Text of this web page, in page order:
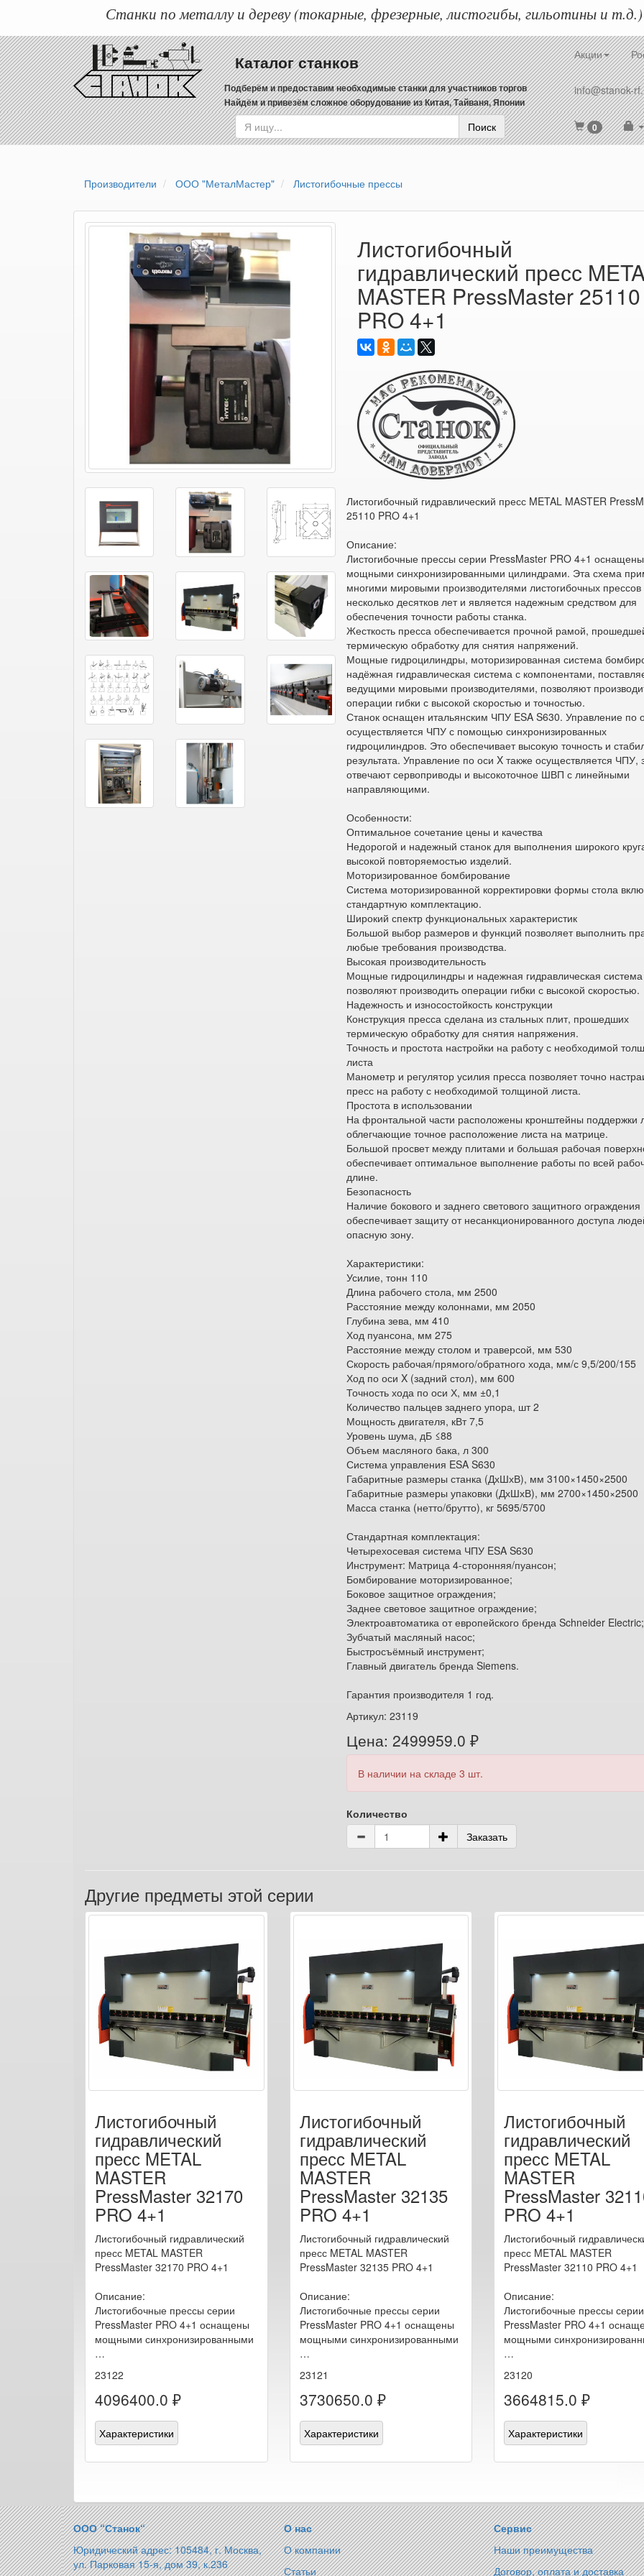
Станки по металлу и дереву (токарные, фрезерные, листогибы, гильотины и т.д.)
Каталог станков
Подберём и предоставим необходимые станки для участников торгов
Найдём и привезём сложное оборудование из Китая, Тайваня, Японии
Поиск
Акции
info@stanok-
0
Производители ООО "МеталМастер" Листогибочные прессы
Листогибочный
гидравлический пресс
MASTER PressMaster 25110
PRO 4+1
Листогибочный гидравлический пресс METAL MASTER
25110 PRO 4+1
Описание:
Листогибочные прессы серии PressMaster PRO 4+1 оснащены
мощными синхронизированными цилиндрами. Эта схема
многими мировыми производителями листогибочных
несколько десятков лет и является надежным средством для
обеспечения точности работы станка.
Жесткость пресса обеспечивается прочной рамой,
термическую обработку для снятия напряжений.
Мощные гидроцилиндры, моторизированная система
надёжная гидравлическая система с компонентами,
ведущими мировыми производителями, позволяют
операции гибки с высокой скоростью и точностью.
Станок оснащен итальянским ЧПУ ESA S630. Управление по
осуществляется ЧПУ с помощью синхронизированных
гидроцилиндров. Это обеспечивает высокую точность и
результата. Управление по оси X также осуществляется ЧПУ,
отвечают сервоприводы и высокоточное ШВП с линейными
направляющими.
Особенности:
Оптимальное сочетание цены и качества
Недорогой и надежный станок для выполнения широкого
высокой повторяемостью изделий.
Моторизированное бомбирование
Система моторизированной корректировки формы стола
стандартную комплектацию.
Широкий спектр функциональных характеристик
Большой выбор размеров и функций позволяет выполнить
любые требования производства.
Высокая производительность
Мощные гидроцилиндры и надежная гидравлическая система
позволяют производить операции гибки с высокой скоростью.
Надежность и износостойкость конструкции
Конструкция пресса сделана из стальных плит, прошедших
термическую обработку для снятия напряжения.
Точность и простота настройки на работу с необходимой
листа
Манометр и регулятор усилия пресса позволяет точно
пресс на работу с необходимой толщиной листа.
Простота в использовании
На фронтальной части расположены кронштейны поддержки
облегчающие точное расположение листа на матрице.
Большой просвет между плитами и большая рабочая
обеспечивает оптимальное выполнение работы по всей
длине.
Безопасность
Наличие бокового и заднего светового защитного ограждения
обеспечивает защиту от несанкционированного доступа
опасную зону.
Характеристики:
Усилие, тонн 110
Длина рабочего стола, мм 2500
Расстояние между колоннами, мм 2050
Глубина зева, мм 410
Ход пуансона, мм 275
Расстояние между столом и траверсой, мм 530
Скорость рабочая/прямого/обратного хода, мм/с 9,5/200/155
Ход по оси X (задний стол), мм 600
Точность хода по оси Х, мм ±0,1
Количество пальцев заднего упора, шт 2
Мощность двигателя, кВт 7,5
Уровень шума, дБ ≤88
Объем масляного бака, л 300
Система управления ESA S630
Габаритные размеры станка (ДхШхВ), мм 3100×1450×2500
Габаритные размеры упаковки (ДхШхВ), мм 2700×1450×2500
Масса станка (нетто/брутто), кг 5695/5700
Стандартная комплектация:
Четырехосевая система ЧПУ ESA S630
Инструмент: Матрица 4-сторонняя/пуансон;
Бомбирование моторизированное;
Боковое защитное ограждения;
Заднее световое защитное ограждение;
Электроавтоматика от европейского бренда Schneider Electric;
Зубчатый масляный насос;
Быстросъёмный инструмент;
Главный двигатель бренда Siemens.
Гарантия производителя 1 год.
Артикул: 23119
Цена: 2499959.0 ₽
В наличии на складе 3 шт.
Количество
Заказать
Другие предметы этой серии
Листогибочный
гидравлический
пресс METAL
MASTER
PressMaster 32170
PRO 4+1
Листогибочный гидравлический
пресс METAL MASTER
PressMaster 32170 PRO 4+1
Описание:
Листогибочные прессы серии
PressMaster PRO 4+1 оснащены
мощными синхронизированными
…
23122
4096400.0 ₽
Характеристики
Листогибочный
гидравлический
пресс METAL
MASTER
PressMaster 32135
PRO 4+1
Листогибочный гидравлический
пресс METAL MASTER
PressMaster 32135 PRO 4+1
Описание:
Листогибочные прессы серии
PressMaster PRO 4+1 оснащены
мощными синхронизированными
…
23121
3730650.0 ₽
Характеристики
Листогибочный
гидравлический
пресс METAL
MASTER
PressMaster
PRO 4+1
Листогибочный
пресс METAL MASTER
PressMaster 32110 PRO 4+1
Описание:
Листогибочные прессы серии
PressMaster PRO 4+1
мощными
…
23120
3664815.0 ₽
Характеристики
ООО “Станок“
Юридический адрес: 105484, г. Москва,
ул. Парковая 15-я, дом 39, к.236
О нас
О компании
Статьи
Сервис
Наши преимущества
Договор, оплата и доставка